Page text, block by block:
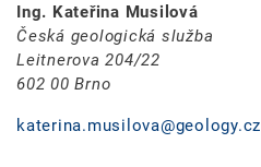
Ing. Kateřina Musilová
Česká geologická služba
Leitnerova 204/22
602 00 Brno
katerina.musilova@geology.cz